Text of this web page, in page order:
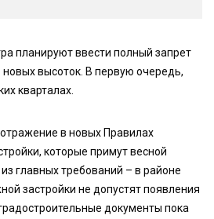
планируют ввести полный запрет
высоток. В первую очередь,
кварталах.
в новых Правилах
которые примут весной
главных требований – в районе
застройки не допустят появления
документы пока